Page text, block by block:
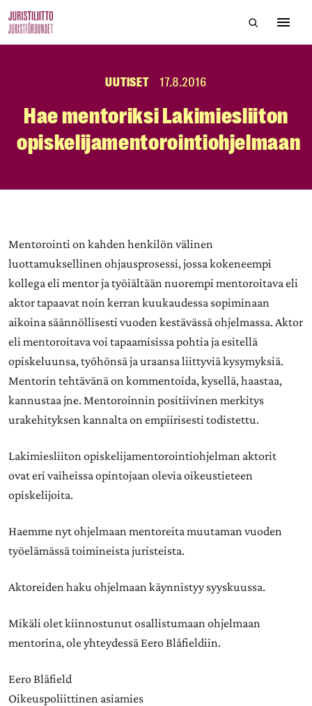
to
Hae
UUTISET 17.8.2016
Hae mentoriksi Lakimiesliiton
opiskelijamentorointiohjelmaan
Mentorointi on kahden henkilön välinen
luottamuksellinen ohjausprosessi, jossa kokeneempi
kollega eli mentor ja työiältään nuorempi mentoroitava eli
aktor tapaavat noin kerran kuukaudessa sopiminaan
aikoina säännöllisesti vuoden kestävässä ohjelmassa. Aktor
eli mentoroitava voi tapaamisissa pohtia ja esitellä
opiskeluunsa, työhönsä ja uraansa liittyviä kysymyksiä.
Mentorin tehtävänä on kommentoida, kysellä, haastaa,
kannustaa jne. Mentoroinnin positiivinen merkitys
urakehityksen kannalta on empiirisesti todistettu.
Lakimiesliiton opiskelijamentorointiohjelman aktorit
ovat eri vaiheissa opintojaan olevia oikeustieteen
opiskelijoita.
Haemme nyt ohjelmaan mentoreita muutaman vuoden
työelämässä toimineista juristeista.
Aktoreiden haku ohjelmaan käynnistyy syyskuussa.
Mikäli olet kiinnostunut osallistumaan ohjelmaan
mentorina, ole yhteydessä Eero Blåfieldiin.
Eero Blåfield
Oikeuspoliittinen asiamies